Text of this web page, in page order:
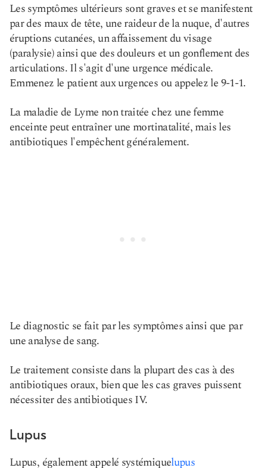
Les symptômes ultérieurs sont graves et se manifestent
par des maux de tête, une raideur de la nuque, d'autres
éruptions cutanées, un affaissement du visage
(paralysie) ainsi que des douleurs et un gonflement des
articulations. Il s'agit d'une urgence médicale.
Emmenez le patient aux urgences ou appelez le 9-1-1.
La maladie de Lyme non traitée chez une femme
enceinte peut entraîner une mortinatalité, mais les
antibiotiques l'empêchent généralement.
Le diagnostic se fait par les symptômes ainsi que par
une analyse de sang.
Le traitement consiste dans la plupart des cas à des
antibiotiques oraux, bien que les cas graves puissent
nécessiter des antibiotiques IV.
Lupus
Lupus, également appelé systémiquelupus